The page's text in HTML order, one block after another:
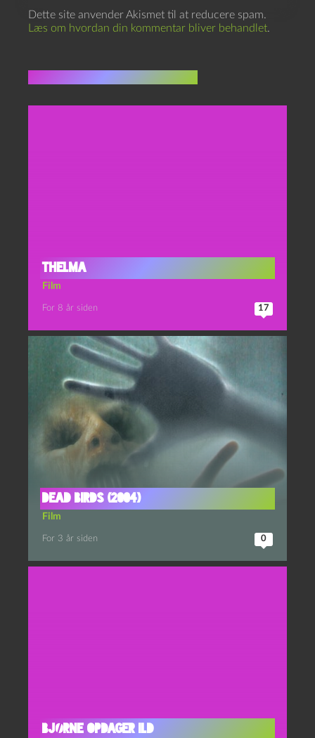
Dette site anvender Akismet til at reducere spam.
Læs om hvordan din kommentar bliver behandlet.
Thelma
Film
For 8 år siden 17
Dead birds (2004)
Film
For 3 år siden 0
Bjørne opdager ild